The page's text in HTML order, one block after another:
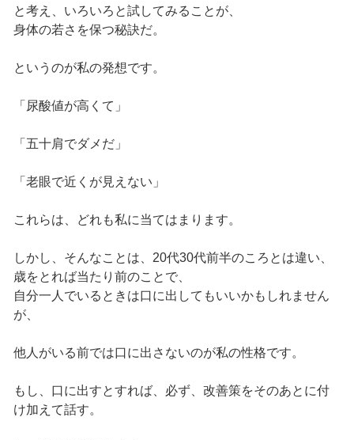
と考え、いろいろと試してみることが、
身体の若さを保つ秘訣だ。
というのが私の発想です。
「尿酸値が高くて」
「五十肩でダメだ」
「老眼で近くが見えない」
これらは、どれも私に当てはまります。
しかし、そんなことは、20代30代前半のころとは違い、
歳をとれば当たり前のことで、
自分一人でいるときは口に出してもいいかもしれません
が、
他人がいる前では口に出さないのが私の性格です。
もし、口に出すとすれば、必ず、改善策をそのあとに付
け加えて話す。